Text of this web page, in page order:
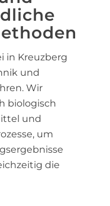
in Kreuzberg
und
Wir
biologisch
und
um
die